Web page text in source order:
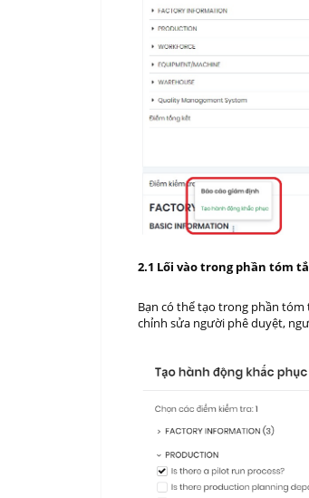
2.1 Lối vào trong phần tóm
Bạn có thể tạo trong phần tóm
chỉnh sửa người phê duyệt,